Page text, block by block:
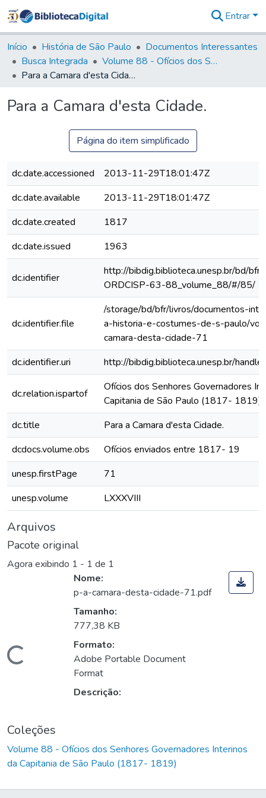
&
Coleções
Tudo na
Biblioteca
Estatísticas
Entrar
Início História de São Paulo
Documentos Interessantes
Busca Integrada
Volume 88 - Ofícios dos Senhores Governadores Interinos da Capitania de São Paulo (1817- 1819)
Para a Camara d'esta Cidade.
Para a Camara d'esta Cidade.
Página do item simplificado
dc.date.accessioned
2013-11-29T18:01:47Z
dc.date.available
2013-11-29T18:01:47Z
dc.date.created
1817
dc.date.issued
1963
dc.identifier
http://bibdig.biblioteca.unesp.br/bd/
ORDCISP-63-88_volume_88/#/85/
dc.identifier.file
/storage/bd/bfr/livros/documentos-
a-historia-e-costumes-de-s-paulo/
camara-desta-cidade-71
dc.identifier.uri
http://bibdig.biblioteca.unesp.br/
dc.relation.ispartof
Ofícios dos Senhores Governadores
Capitania de São Paulo (1817- 1819)
dc.title
Para a Camara d'esta Cidade.
dcdocs.volume.obs
Ofícios enviados entre 1817- 19
unesp.firstPage
71
unesp.volume
LXXXVIII
Arquivos
Pacote original
Agora exibindo 1 - 1 de 1
Carregando...
Nome:
p-a-camara-desta-cidade-71.pdf
Tamanho:
777,38 KB
Formato:
Adobe Portable Document
Format
Descrição:
Coleções
Volume 88 - Ofícios dos Senhores Governadores Interinos
da Capitania de São Paulo (1817- 1819)